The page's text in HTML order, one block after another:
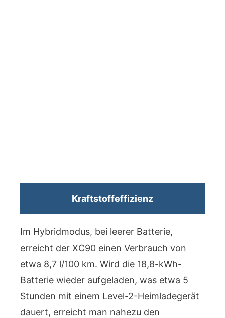
Kraftstoffeffizienz
Im Hybridmodus, bei leerer Batterie,
erreicht der XC90 einen Verbrauch von
etwa 8,7 l/100 km. Wird die 18,8-kWh-
Batterie wieder aufgeladen, was etwa 5
Stunden mit einem Level-2-Heimladegerät
dauert, erreicht man nahezu den